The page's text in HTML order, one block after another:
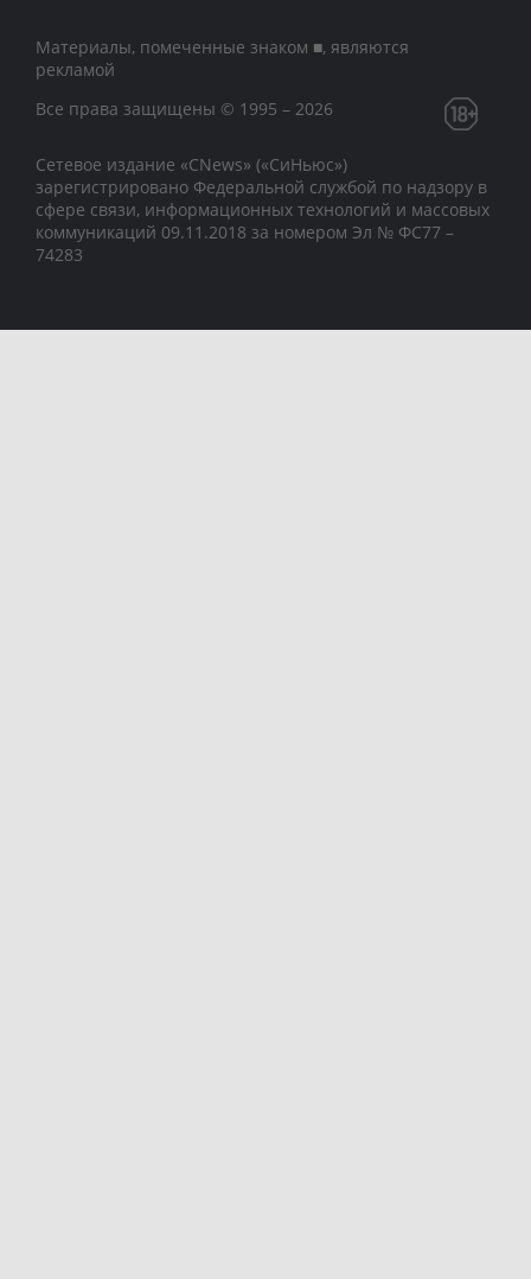
Материалы, помеченные знаком ■, являются
рекламой
Все права защищены © 1995 – 2026
Сетевое издание «CNews» («СиНьюс»)
зарегистрировано Федеральной службой по надзору в
сфере связи, информационных технологий и массовых
коммуникаций 09.11.2018 за номером Эл № ФС77 –
74283